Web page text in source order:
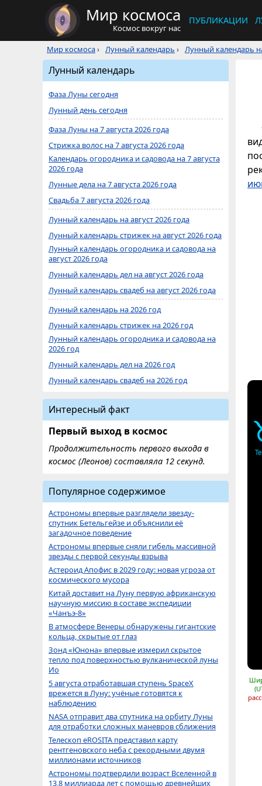
Мир космоса
Космос вокруг нас
ПУБЛИКАЦИИ
Мир космоса› Лунный календарь › Лунный календарь
Лунный календарь
Фаза Луны сегодня
Лунный день сегодня
Фаза Луны на 7 августа 2026 года
Стрижка волос на 7 августа 2026 года
Календарь огородника и садовода на 7 августа
2026 года
Лунные дела на 7 августа 2026 года
Свадьба 7 августа 2026 года
Лунный календарь на август 2026 года
Лунный календарь стрижек на август 2026 года
Лунный календарь огородника и садовода на
август 2026 года
Лунный календарь дел на август 2026 года
Лунный календарь свадеб на август 2026 года
Лунный календарь на 2026 год
Лунный календарь стрижек на 2026 год
Лунный календарь огородника и садовода на
2026 год
Лунный календарь дел на 2026 год
Лунный календарь свадеб на 2026 год
Интересный факт
Первый выход в космос
Продолжительность первого выхода в
космос (Леонов) составляла 12 секунд.
Популярное содержимое
Астрономы впервые разглядели звезду-
спутник Бетельгейзе и объяснили её
загадочное поведение
Астрономы впервые сняли гибель массивной
звезды с первой секунды взрыва
Астероид Апофис в 2029 году: новая угроза от
космического мусора
Китай доставит на Луну первую африканскую
научную миссию в составе экспедиции
«Чанъэ-8»
В атмосфере Венеры обнаружены гигантские
кольца, скрытые от глаз
Зонд «Юнона» впервые измерил скрытое
тепло под поверхностью вулканической луны
Ио
5 августа отработавшая ступень SpaceX
врежется в Луну: учёные готовятся к
наблюдению
NASA отправит два спутника на орбиту Луны
для отработки сложных маневров сближения
Телескоп eROSITA представил карту
рентгеновского неба с рекордными двумя
миллионами источников
Астрономы подтвердили возраст Вселенной в
13,8 миллиарда лет с помощью древнейших